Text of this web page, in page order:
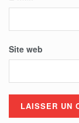
Site web